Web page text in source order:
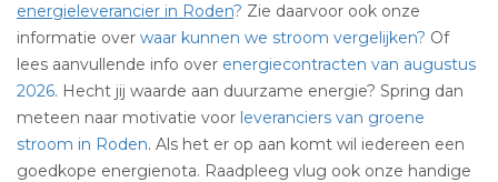
energieleverancier in Roden? Zie daarvoor ook onze
informatie over waar kunnen we stroom vergelijken? Of
lees aanvullende info over energiecontracten van augustus
2026. Hecht jij waarde aan duurzame energie? Spring dan
meteen naar motivatie voor leveranciers van groene
stroom in Roden. Als het er op aan komt wil iedereen een
goedkope energienota. Raadpleeg vlug ook onze handige